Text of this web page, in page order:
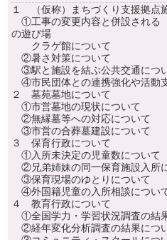
１ （仮称）まちづくり支援拠点
①工事の変更内容と併設される
の遊び場
クラゲ館について
②暑さ対策について
③駅と施設を結ぶ公共交通につ
④市民団体との連携強化や活動
２ 墓苑墓地について
①市営墓地の現状について
②無縁墓等への対応について
③市営の合葬墓建設について
３ 保育行政について
①入所未決定の児童数について
②兄弟姉妹の同一保育施設入所
③保育現場のゆとりについて
④外国籍児童の入所相談につい
４ 教育行政について
①全国学力・学習状況調査の結
②経年変化分析調査の結果につ